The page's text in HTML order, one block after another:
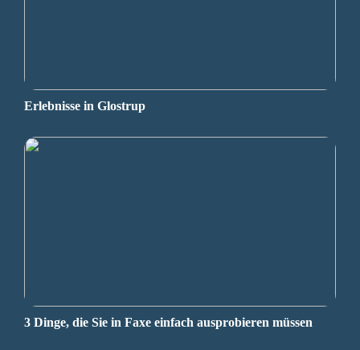
Erlebnisse in Glostrup
3 Dinge, die Sie in Faxe einfach ausprobieren müssen